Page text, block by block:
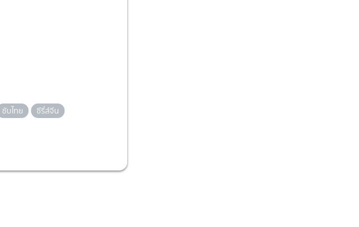
ซับไทย
ซีรี่ส์จีน